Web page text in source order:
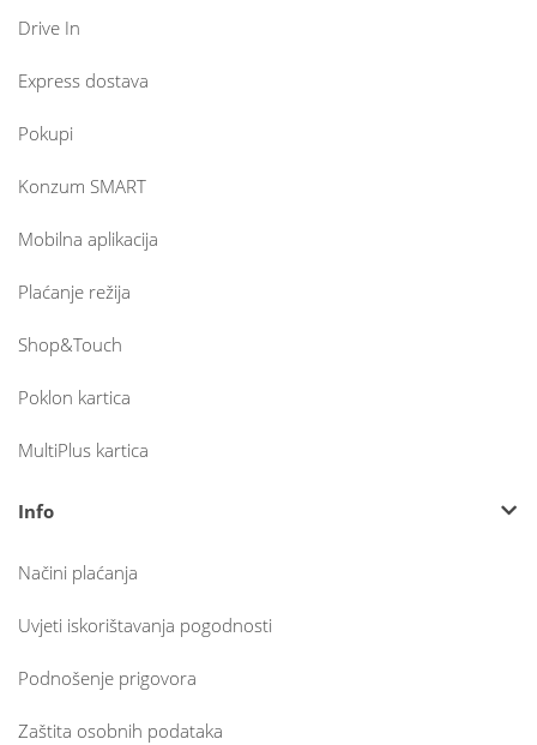
Drive In
Express dostava
Pokupi
Konzum SMART
Mobilna aplikacija
Plaćanje režija
Shop&Touch
Poklon kartica
MultiPlus kartica
Info
Načini plaćanja
Uvjeti iskorištavanja pogodnosti
Podnošenje prigovora
Zaštita osobnih podataka